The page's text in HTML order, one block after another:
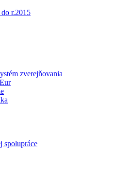
r.2015
zverejňovania
spolupráce